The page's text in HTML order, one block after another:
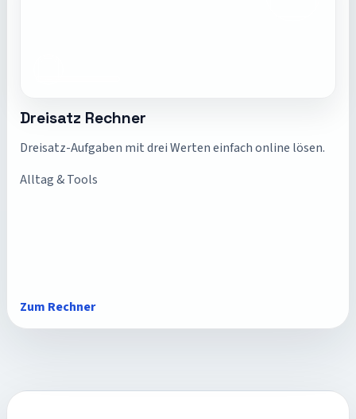
Dreisatz Rechner
Dreisatz-Aufgaben mit drei Werten einfach online lösen.
Alltag & Tools
Zum Rechner